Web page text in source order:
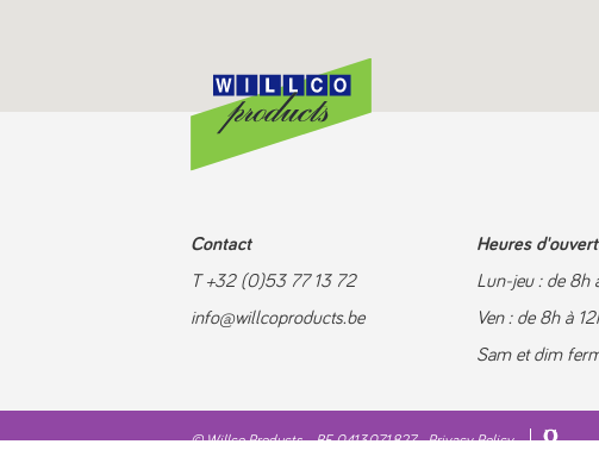
Contact
T +32 (0)53 77 13 72
info@willcoproducts.be
Heures
Lun-jeu : de 8h
Ven : de 8h à
Sam et dim
© Willco Products - BE 0413.071.827 -Privacy Policy